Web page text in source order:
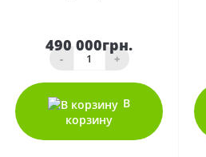
490 000грн.
- +
В
корзину